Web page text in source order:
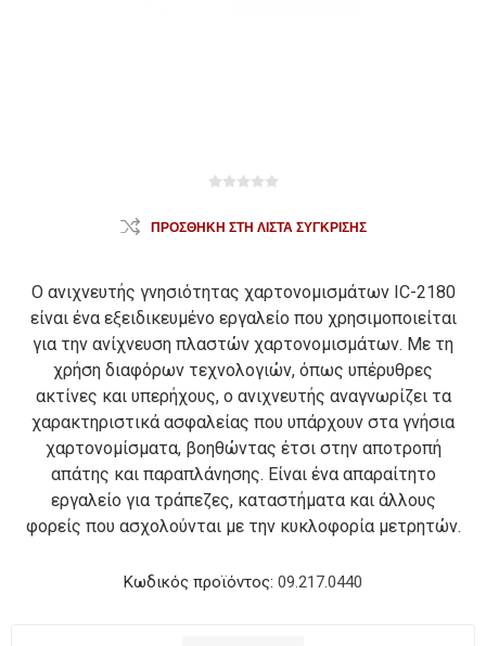
ΠΡΟΣΘΉΚΗ ΣΤΗ ΛΊΣΤΑ ΣΎΓΚΡΙΣΗΣ
Ο ανιχνευτής γνησιότητας χαρτονομισμάτων IC-2180
είναι ένα εξειδικευμένο εργαλείο που χρησιμοποιείται
για την ανίχνευση πλαστών χαρτονομισμάτων. Με τη
χρήση διαφόρων τεχνολογιών, όπως υπέρυθρες
ακτίνες και υπερήχους, ο ανιχνευτής αναγνωρίζει τα
χαρακτηριστικά ασφαλείας που υπάρχουν στα γνήσια
χαρτονομίσματα, βοηθώντας έτσι στην αποτροπή
απάτης και παραπλάνησης. Είναι ένα απαραίτητο
εργαλείο για τράπεζες, καταστήματα και άλλους
φορείς που ασχολούνται με την κυκλοφορία μετρητών.
Κωδικός προϊόντος: 09.217.0440